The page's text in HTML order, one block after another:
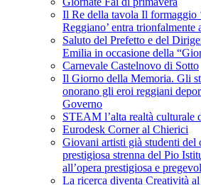
Il Re della tavola Il formaggio
Reggiano’ entra trionfalmente
Saluto del Prefetto e del
Emilia in occasione della
Carnevale Castelnovo di Sotto
Il Giorno della Memoria. Gli
onorano gli eroi reggiani
Governo
STEAM l’alta realtà culturale
Eurodesk Corner al Chierici
Giovani artisti già studenti del
prestigiosa strenna del Pio
all’opera prestigiosa e
La ricerca diventa Creatività